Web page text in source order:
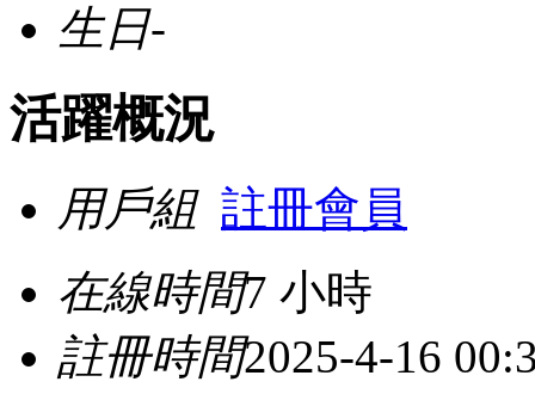
生日-
活躍概況
用戶組 註冊會員
在線時間7 小時
註冊時間2025-4-16